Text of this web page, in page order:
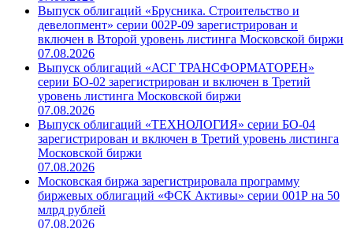
ВТБ разместил 8.95% выпуска однодневных облигаций
серии КС-4-1261 на 8.95 млрд рублей, доходность
составила 13.15% годовых
07.08.2026
Выпуск облигаций «Брусника. Строительство и
девелопмент» серии 002Р-09 зарегистрирован и
включен в Второй уровень листинга Московской биржи
07.08.2026
Выпуск облигаций «АСГ ТРАНСФОРМАТОРЕН»
серии БО-02 зарегистрирован и включен в Третий
уровень листинга Московской биржи
07.08.2026
Выпуск облигаций «ТЕХНОЛОГИЯ» серии БО-04
зарегистрирован и включен в Третий уровень листинга
Московской биржи
07.08.2026